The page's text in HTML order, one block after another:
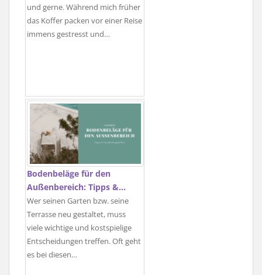
und gerne. Während mich früher
das Koffer packen vor einer Reise
immens gestresst und…
Bodenbeläge für den
Außenbereich: Tipps &…
Wer seinen Garten bzw. seine
Terrasse neu gestaltet, muss
viele wichtige und kostspielige
Entscheidungen treffen. Oft geht
es bei diesen…